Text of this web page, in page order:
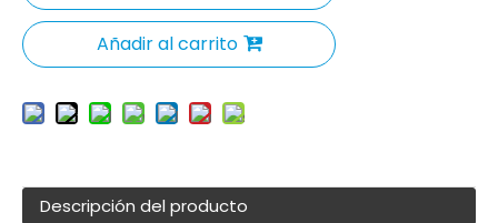
Añadir al carrito
Descripción del producto